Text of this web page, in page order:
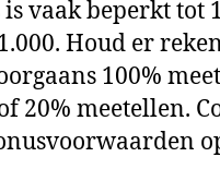
vaak beperkt tot
Houd er
100%
20% meetellen.